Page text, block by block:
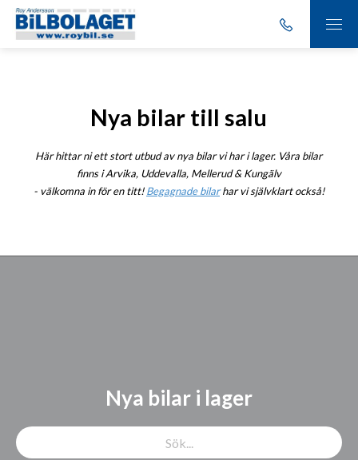
Nya bilar till salu
Här hittar ni ett stort utbud av nya bilar vi har i lager. Våra bilar
finns i Arvika, Uddevalla, Mellerud & Kungälv
- välkomna in för en titt!Begagnade bilarhar vi självklart också!
Nya bilar i lager